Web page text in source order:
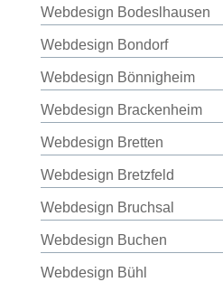
Webdesign Bodeslhausen
Webdesign Bondorf
Webdesign Bönnigheim
Webdesign Brackenheim
Webdesign Bretten
Webdesign Bretzfeld
Webdesign Bruchsal
Webdesign Buchen
Webdesign Bühl